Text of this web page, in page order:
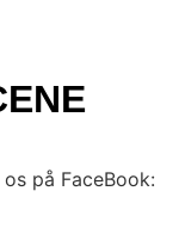
os på FaceBook: